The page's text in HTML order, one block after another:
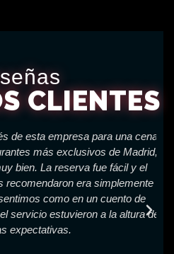
CLIENTES
esta empresa para una cena
más exclusivos de Madrid,
La reserva fue fácil y el
era simplemente
como en un cuento de
estuvieron a la altura de